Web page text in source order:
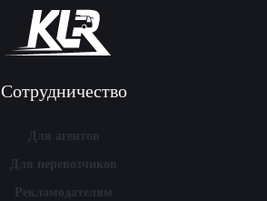
Сотрудничество
Для агентов
Для перевозчиков
Рекламодателям